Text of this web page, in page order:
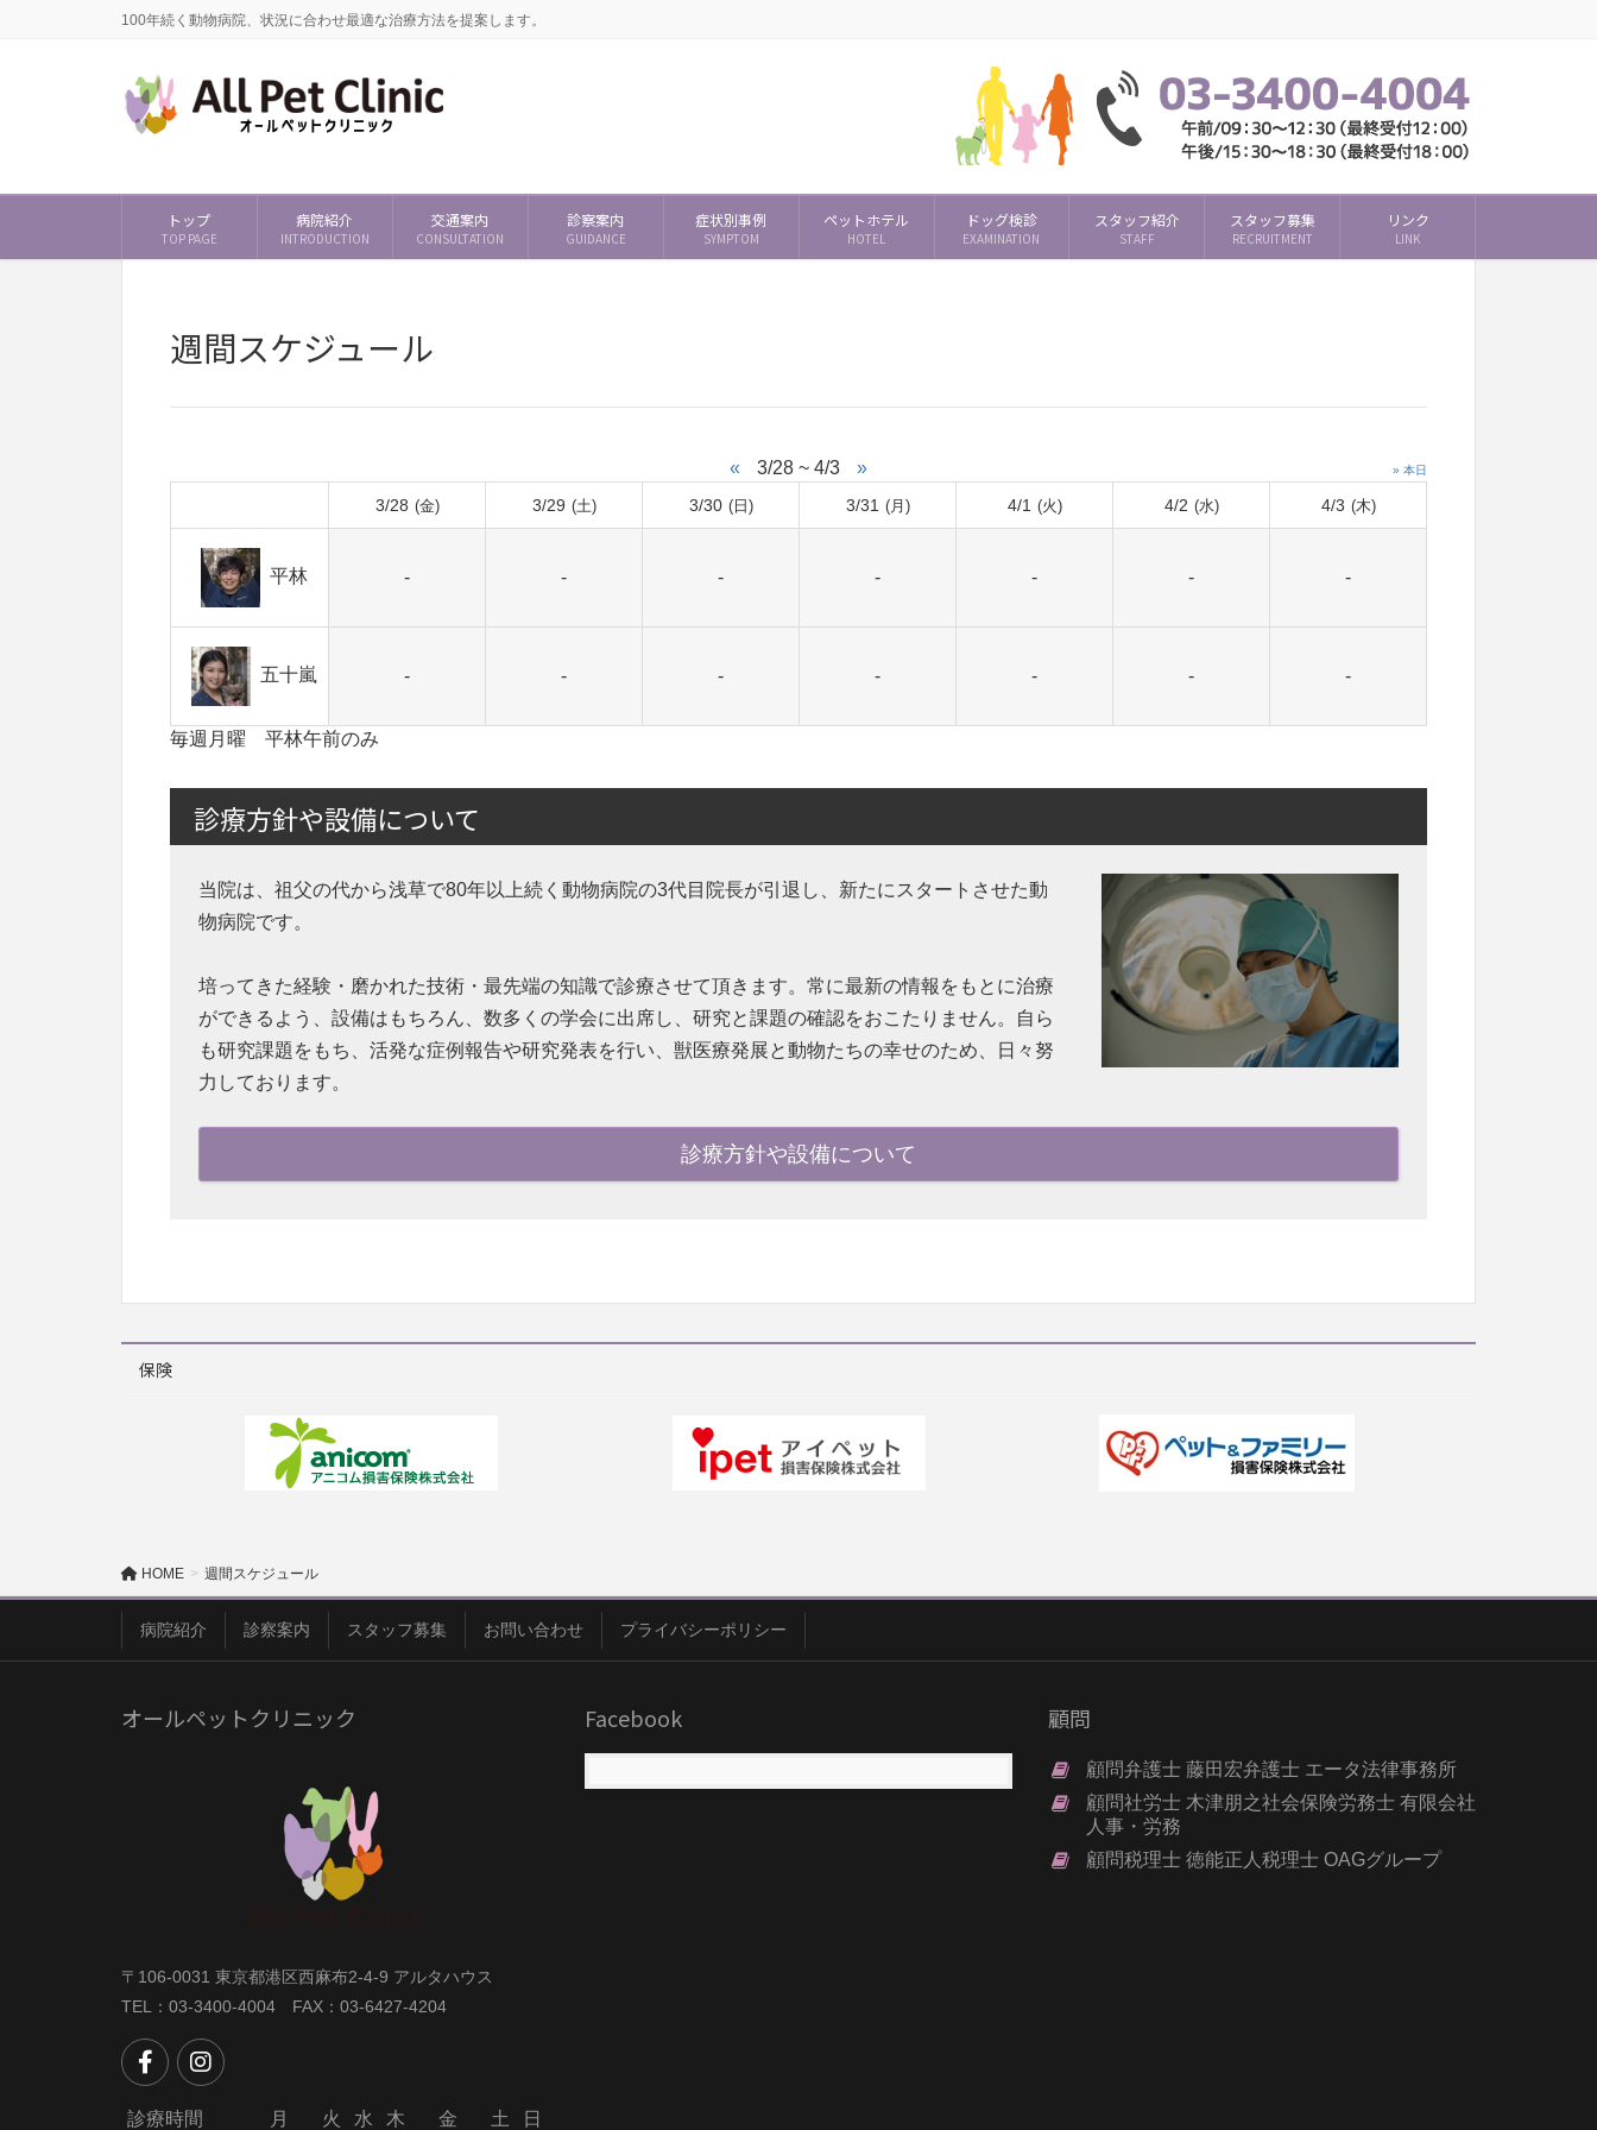
100年続く動物病院、状況に合わせ最適な治療方法を提案します。
トップ
TOP PAGE
病院紹介
INTRODUCTION
交通案内
CONSULTATION
診察案内
GUIDANCE
症状別事例
SYMPTOM
ペットホテル
HOTEL
ドッグ検診
EXAMINATION
スタッフ紹介
STAFF
スタッフ募集
RECRUITMENT
リンク
LINK
週間スケジュール
« 3/28 ~ 4/3 » » 本日
3/28 (金) 3/29 (土) 3/30 (日) 3/31 (月) 4/1 (火) 4/2 (水) 4/3 (木)
平林 - - - - - - -
五十嵐 - - - - - - -
毎週月曜 平林午前のみ
診療方針や設備について
当院は、祖父の代から浅草で80年以上続く動物病院の3代目院長が引退し、新たにスタートさせた動
物病院です。
培ってきた経験・磨かれた技術・最先端の知識で診療させて頂きます。常に最新の情報をもとに治療
ができるよう、設備はもちろん、数多くの学会に出席し、研究と課題の確認をおこたりません。自ら
も研究課題をもち、活発な症例報告や研究発表を行い、獣医療発展と動物たちの幸せのため、日々努
力しております。
診療方針や設備について
保険
HOME 週間スケジュール
病院紹介 診察案内 スタッフ募集 お問い合わせ プライバシーポリシー
オールペットクリニック
〒106-0031 東京都港区西麻布2-4-9 アルタハウス
TEL：03-3400-4004 FAX：03-6427-4204
診療時間 月 火 水 木 金 土 日
Facebook 顧問
顧問弁護士 藤田宏弁護士 エータ法律事務所
顧問社労士 木津朋之社会保険労務士 有限会社
人事・労務
顧問税理士 徳能正人税理士 OAGグループ